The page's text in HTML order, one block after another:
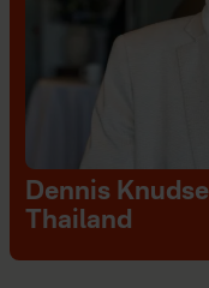
Dennis
Thailand